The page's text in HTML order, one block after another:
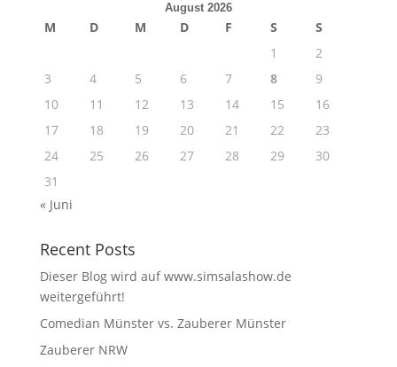
August 2026
M D M D F S
S
1
2
3
4 5 6 7 8
9
10
11 12 13 14 15
16
17
18 19 20 21 22
23
24
25 26 27 28 29
30
31
« Juni
Recent Posts
Dieser Blog wird auf www.simsalashow.de
weitergeführt!
Comedian Münster vs. Zauberer Münster
Zauberer NRW